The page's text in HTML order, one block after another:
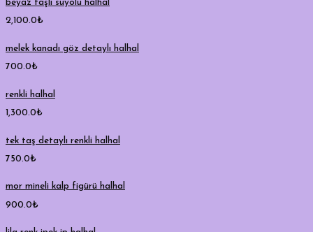
beyaz taşlı suyolu halhal
2,100.0₺
melek kanadı göz detaylı halhal
700.0₺
renkli halhal
1,300.0₺
tek taş detaylı renkli halhal
750.0₺
mor mineli kalp figürü halhal
900.0₺